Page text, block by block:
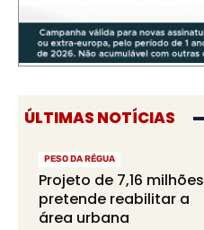
ÚLTIMAS NOTÍCIAS
PESO DA RÉGUA
Projeto de 7,16 milhões
pretende reabilitar a
área urbana